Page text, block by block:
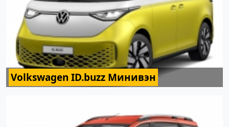
Volkswagen ID.buzz Минивэн